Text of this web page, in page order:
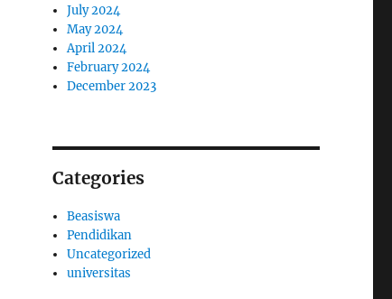
July 2024
May 2024
April 2024
February 2024
December 2023
Categories
Beasiswa
Pendidikan
Uncategorized
universitas